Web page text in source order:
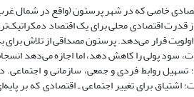
قدرت اقتصادی محلی برای یک اقتصاد
قرار می‌دهد. پرستون مصداقی از تلاش
سود پولی را کاهش دهد، اما اجازه می‌دهد
تسهیل روابط فردی و جمعی، سازمانی و
اشتیاق برای تغییر اجتماعی ـ اقتصادی که بر